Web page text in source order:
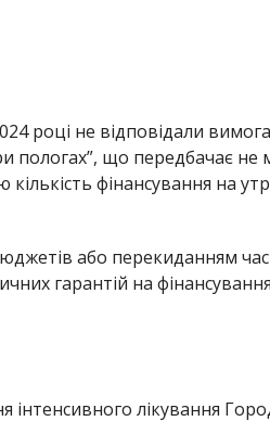
році не відповідали
пологах”, що передбачає не
фінансування на
або перекиданням
гарантій на
лікування